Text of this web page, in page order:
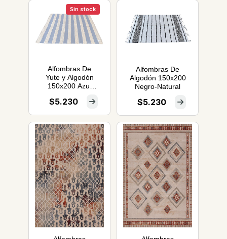
Sin stock
Alfombras De
Yute y Algodón
150x200 Azul
$5.230
Alfombras De
Algodón 150x200
Negro-Natural
$5.230